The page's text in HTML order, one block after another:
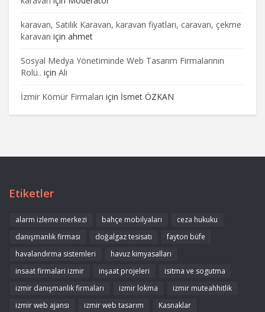
karavan, Satılık Karavan, karavan fiyatları, caravan, çekme
karavan için ahmet
Sosyal Medya Yönetiminde Web Tasarım Firmalarının
Rolü.. için Ali
İzmir Kömür Firmaları için İsmet ÖZKAN
Etiketler
alarm izleme merkezi bahçe mobilyaları
ceza hukuku
danışmanlık firması
doğalgaz tesisatı
fayton büfe
havalandırma sistemleri
havuz kimyasalları
insaat firmalari izmir
inşaat projeleri
isitma ve sogutma
izmir danışmanlık firmaları
izmir lokma
izmir muteahhitlik
izmir web ajansı
izmir web tasarım
Kasnaklar